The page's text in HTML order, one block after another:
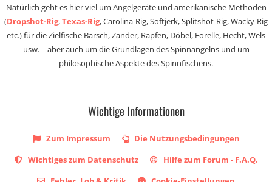
Natürlich geht es hier viel um Angelgeräte und amerikanische Methoden
(Dropshot-Rig,Texas-Rig, Carolina-Rig, Softjerk, Splitshot-Rig, Wacky-Rig
etc.) für die Zielfische Barsch, Zander, Rapfen, Döbel, Forelle, Hecht, Wels
usw. – aber auch um die Grundlagen des Spinnangelns und um
philosophische Aspekte des Spinnfischens.
Wichtige Informationen
Zum Impressum
Die Nutzungsbedingungen
Wichtiges zum Datenschutz
Hilfe zum Forum - F.A.Q.